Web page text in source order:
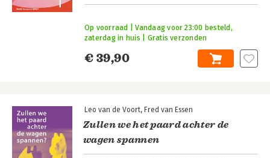
€ 39,90
Op voorraad | Vandaag voor 23:00 besteld,
zaterdag in huis | Gratis verzonden
Leo van de Voort Fred van Essen
Zullen we het paard achter de
wagen spannen